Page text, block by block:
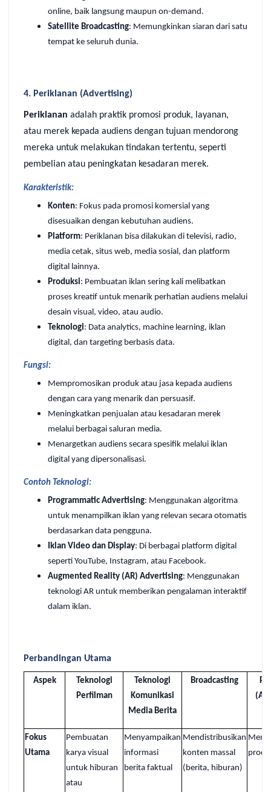
online, baik langsung maupun on-demand.
Satellite Broadcasting: Memungkinkan siaran dari satu
tempat ke seluruh dunia.
4. Periklanan (Advertising)
Periklanan adalah praktik promosi produk, layanan,
atau merek kepada audiens dengan tujuan mendorong
mereka untuk melakukan tindakan tertentu, seperti
pembelian atau peningkatan kesadaran merek.
Karakteristik:
Konten: Fokus pada promosi komersial yang
disesuaikan dengan kebutuhan audiens.
Platform: Periklanan bisa dilakukan di televisi, radio,
media cetak, situs web, media sosial, dan platform
digital lainnya.
Produksi: Pembuatan iklan sering kali melibatkan
proses kreatif untuk menarik perhatian audiens melalui
desain visual, video, atau audio.
Teknologi: Data analytics, machine learning, iklan
digital, dan targeting berbasis data.
Fungsi:
Mempromosikan produk atau jasa kepada audiens
dengan cara yang menarik dan persuasif.
Meningkatkan penjualan atau kesadaran merek
melalui berbagai saluran media.
Menargetkan audiens secara spesifik melalui iklan
digital yang dipersonalisasi.
Contoh Teknologi:
Programmatic Advertising: Menggunakan algoritma
untuk menampilkan iklan yang relevan secara otomatis
berdasarkan data pengguna.
Iklan Video dan Display: Di berbagai platform digital
seperti YouTube, Instagram, atau Facebook.
Augmented Reality (AR) Advertising: Menggunakan
teknologi AR untuk memberikan pengalaman interaktif
dalam iklan.
Perbandingan Utama
Aspek
Teknologi
Perfilman
Teknologi
Komunikasi
Media Berita
Broadcasting
Fokus
Utama
Pembuatan
karya visual
untuk hiburan
atau
Menyampaikan
informasi
berita faktual
Mendistribusikan
konten massal
(berita, hiburan)